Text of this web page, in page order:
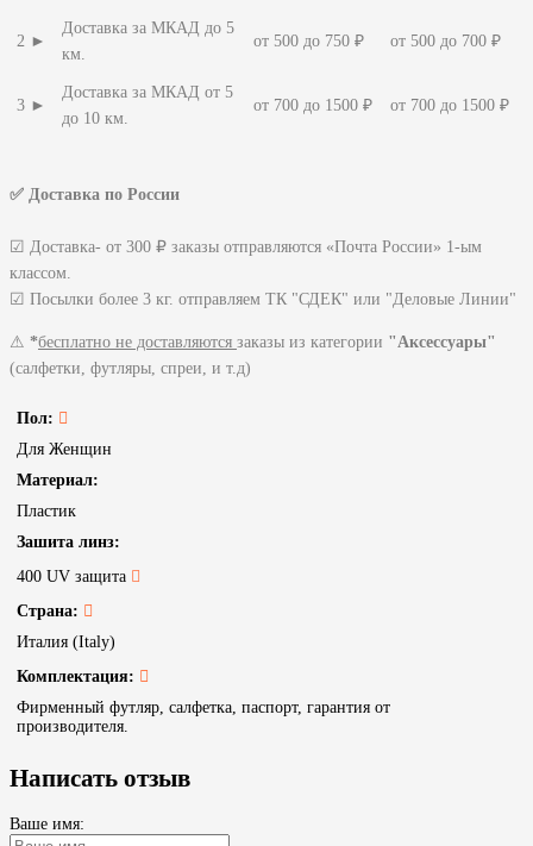
2 ►
Доставка за МКАД до 5
км.
от 500 до 750 ₽ от 500 до 700 ₽
3 ►
Доставка за МКАД от 5
до 10 км.
от 700 до 1500 ₽ от 700 до 1500 ₽
✅ Доставка по России
☑ Доставка- от 300 ₽ заказы отправляются «Почта России» 1-ым
классом.
☑ Посылки более 3 кг. отправляем ТК "СДЕК" или "Деловые Линии"
⚠ *бесплатно не доставляются заказы из категории "Аксессуары"
(салфетки, футляры, спреи, и т.д)
Пол:
Для Женщин
Материал:
Пластик
Зашита линз:
400 UV защита
Страна:
Италия (Italy)
Комплектация:
Фирменный футляр, салфетка, паспорт, гарантия от
производителя.
Написать отзыв
Ваше имя: